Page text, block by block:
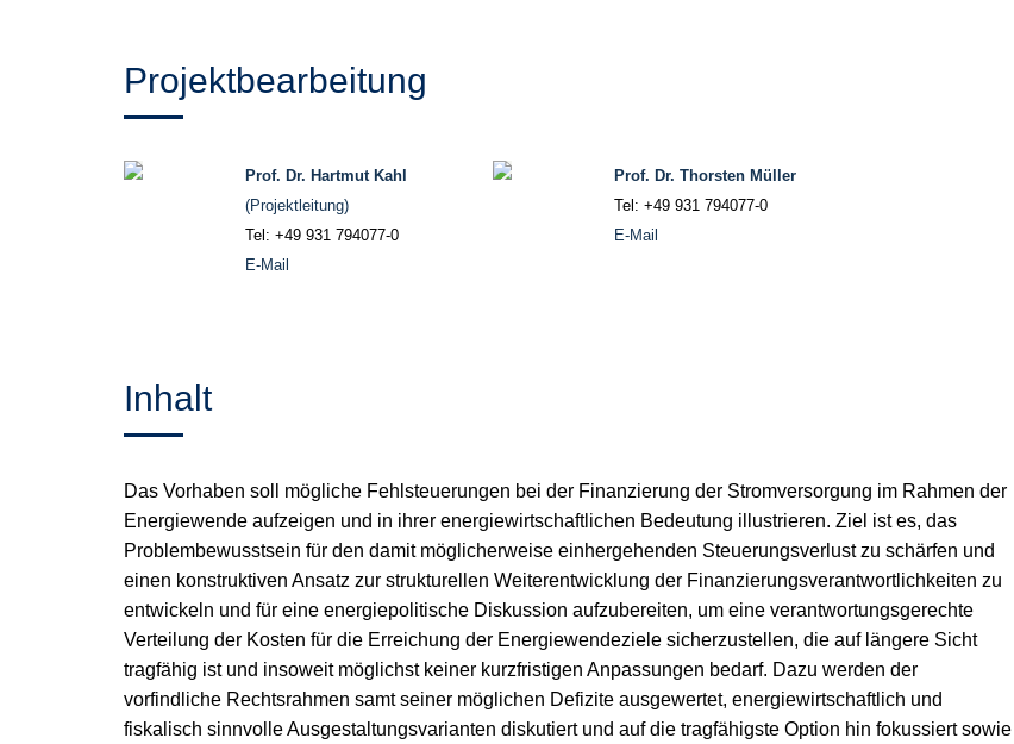
Projektbearbeitung
Prof. Dr. Hartmut Kahl
(Projektleitung)
Tel: +49 931 794077-0
E-Mail
Prof. Dr. Thorsten Müller
Tel: +49 931 794077-0
E-Mail
Inhalt
Das Vorhaben soll mögliche Fehlsteuerungen bei der Finanzierung der Stromversorgung im Rahmen der
Energiewende aufzeigen und in ihrer energiewirtschaftlichen Bedeutung illustrieren. Ziel ist es, das
Problembewusstsein für den damit möglicherweise einhergehenden Steuerungsverlust zu schärfen und
einen konstruktiven Ansatz zur strukturellen Weiterentwicklung der Finanzierungsverantwortlichkeiten zu
entwickeln und für eine energiepolitische Diskussion aufzubereiten, um eine verantwortungsgerechte
Verteilung der Kosten für die Erreichung der Energiewendeziele sicherzustellen, die auf längere Sicht
tragfähig ist und insoweit möglichst keiner kurzfristigen Anpassungen bedarf. Dazu werden der
vorfindliche Rechtsrahmen samt seiner möglichen Defizite ausgewertet, energiewirtschaftlich und
fiskalisch sinnvolle Ausgestaltungsvarianten diskutiert und auf die tragfähigste Option hin fokussiert sowie